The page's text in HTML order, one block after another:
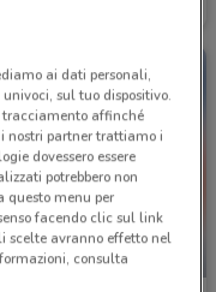
ai dati personali,
sul tuo dispositivo.
affinché
nostri partner trattiamo i
dovessero essere
potrebbero non
questo menu per
facendo clic sul link
scelte avranno effetto nel
consulta